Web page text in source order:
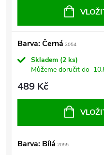
Barva: Černá 2054
Skladem (2 ks)
Můžeme doručit do
489 Kč
Barva: Bílá 2055